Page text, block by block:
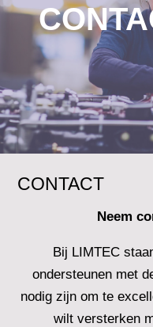
CONTACT
Neem
Bij LIMTEC
ondersteunen met
nodig zijn om te
wilt versterken